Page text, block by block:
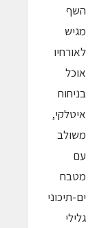
השף
מגיש
לאורחיו
אוכל
בניחוח
איטלקי,
משולב
עם
מטבח
ים-תיכוני
גלילי